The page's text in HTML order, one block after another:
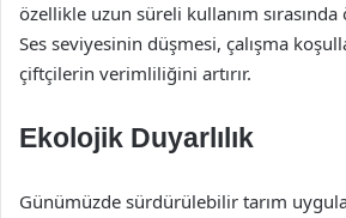
özellikle uzun süreli kullanım
Ses seviyesinin düşmesi, çalışma
çiftçilerin verimliliğini artırır.
Ekolojik Duyarlılık
Günümüzde sürdürülebilir tarım